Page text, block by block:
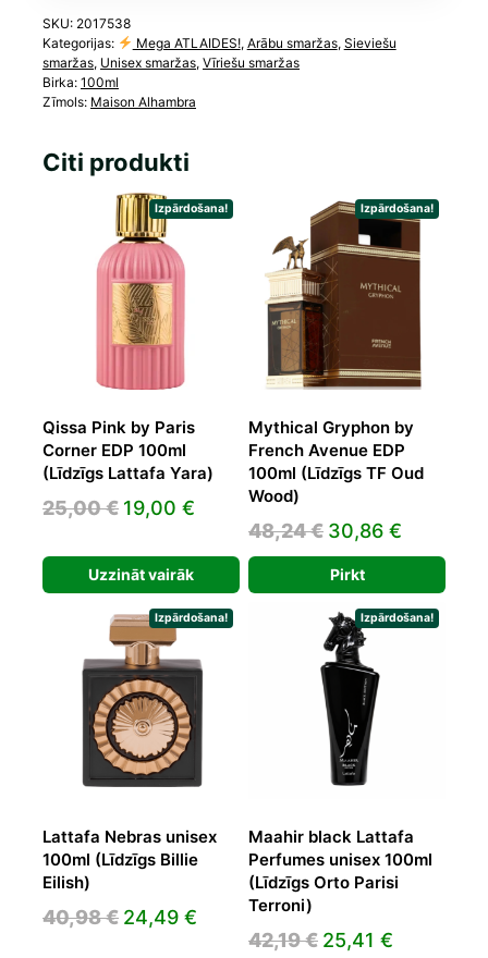
SKU: 2017538
Kategorijas:
Mega ATLAIDES!, Arābu smaržas, Sieviešu
smaržas, Unisex smaržas, Vīriešu smaržas
Birka: 100ml
Zīmols: Maison Alhambra
Citi produkti
Izpārdošana!
Qissa Pink by Paris
Corner EDP 100ml
(Līdzīgs Lattafa Yara)
25,00€ Original
was:
25,00 €.
19,00 € Current
19,00 €.
Uzzināt vairāk
Izpārdošana!
Mythical Gryphon by
French Avenue EDP
100ml (Līdzīgs TF Oud
Wood)
48,24€ Original
price
was:
48,24 €.
30,86 €
price
is:
30,86 €.
Pirkt
Izpārdošana!
Lattafa Nebras unisex
100ml (Līdzīgs Billie
Eilish)
40,98€ Original
24,49 € Current
Izpārdošana!
Maahir black Lattafa
Perfumes unisex 100ml
(Līdzīgs Orto Parisi
Terroni)
42,19€ Original
25,41 €